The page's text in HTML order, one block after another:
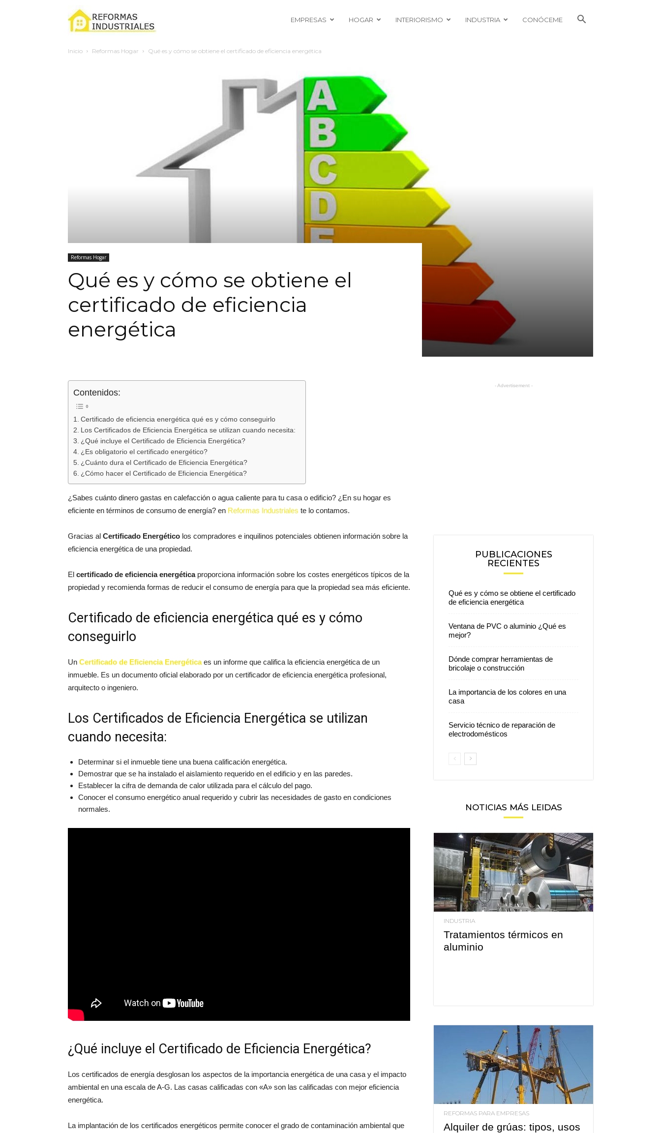
EMPRESAS HOGAR INTERIORISMO INDUSTRIA CONÓCEME
Inicio Reformas Hogar Qué es y cómo se obtiene el certificado de eficiencia energética
Reformas Hogar
Qué es y cómo se obtiene el
certificado de eficiencia
energética
Contenidos:
Certificado de eficiencia energética qué es y cómo conseguirlo
Los Certificados de Eficiencia Energética se utilizan cuando necesita:
¿Qué incluye el Certificado de Eficiencia Energética?
¿Es obligatorio el certificado energético?
¿Cuánto dura el Certificado de Eficiencia Energética?
¿Cómo hacer el Certificado de Eficiencia Energética?
¿Sabes cuánto dinero gastas en calefacción o agua caliente para tu casa o edificio? ¿En su hogar es
eficiente en términos de consumo de energía? en Reformas Industriales te lo contamos.
Gracias al Certificado Energético los compradores e inquilinos potenciales obtienen información sobre la
eficiencia energética de una propiedad.
El certificado de eficiencia energéticaproporciona información sobre los costes energéticos típicos de la
propiedad y recomienda formas de reducir el consumo de energía para que la propiedad sea más eficiente.
Certificado de eficiencia energética qué es y cómo
conseguirlo
Un Certificado de Eficiencia Energéticaes un informe que califica la eficiencia energética de un
inmueble. Es un documento oficial elaborado por un certificador de eficiencia energética profesional,
arquitecto o ingeniero.
Los Certificados de Eficiencia Energética se utilizan
cuando necesita:
Determinar si el inmueble tiene una buena calificación energética.
Demostrar que se ha instalado el aislamiento requerido en el edificio y en las paredes.
Establecer la cifra de demanda de calor utilizada para el cálculo del pago.
Conocer el consumo energético anual requerido y cubrir las necesidades de gasto en condiciones
normales.
¿Qué incluye el Certificado de Eficiencia Energética?
Los certificados de energía desglosan los aspectos de la importancia energética de una casa y el impacto
ambiental en una escala de A-G. Las casas calificadas con «A» son las calificadas con mejor eficiencia
energética.
La implantación de los certificados energéticos permite conocer el grado de contaminación ambiental que
- Advertisement -
PUBLICACIONES
RECIENTES
Qué es y cómo se obtiene el certificado
de eficiencia energética
Ventana de PVC o aluminio ¿Qué es
mejor?
Dónde comprar herramientas de
bricolaje o construcción
La importancia de los colores en una
casa
Servicio técnico de reparación de
electrodomésticos
NOTICIAS MÁS LEIDAS
INDUSTRIA
Tratamientos térmicos en
aluminio
REFORMAS PARA EMPRESAS
Alquiler de grúas: tipos, usos